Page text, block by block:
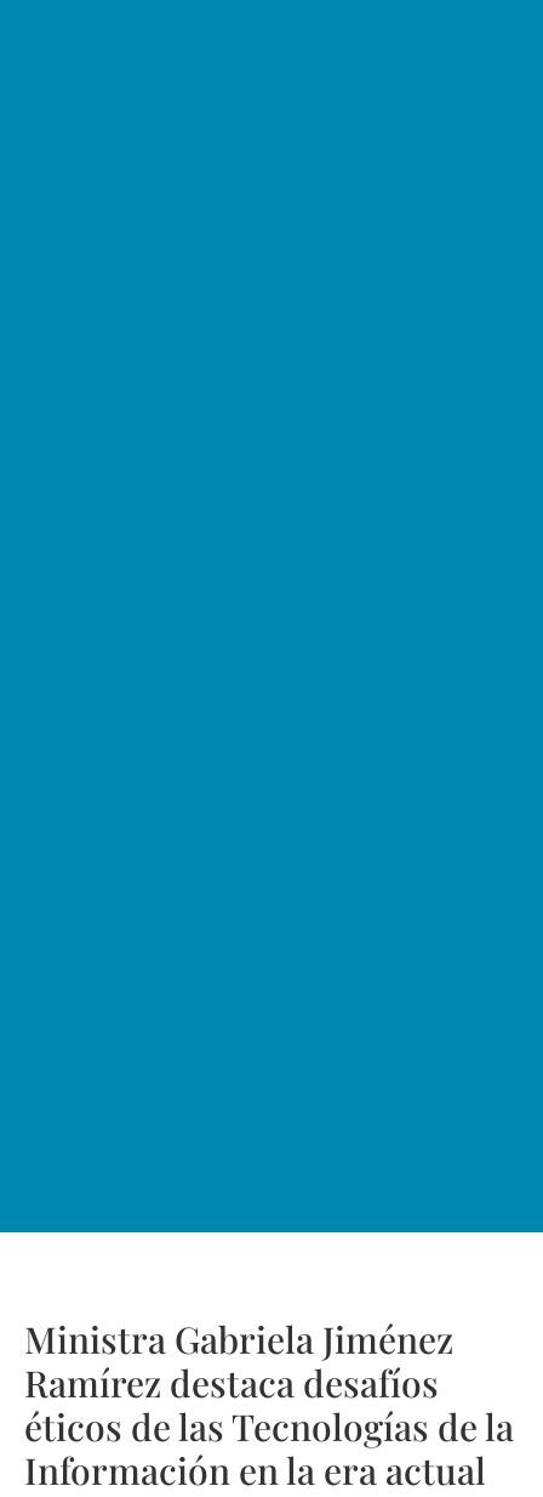
Ministra Gabriela Jiménez
Ramírez destaca desafíos
éticos de las Tecnologías de la
Información en la era actual